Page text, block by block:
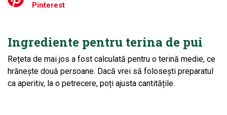
Pinterest
Ingrediente pentru terina de pui
Rețeta de mai jos a fost calculată pentru o terină medie, ce
hrănește două persoane. Dacă vrei să folosești preparatul
ca aperitiv, la o petrecere, poți ajusta cantitățile.